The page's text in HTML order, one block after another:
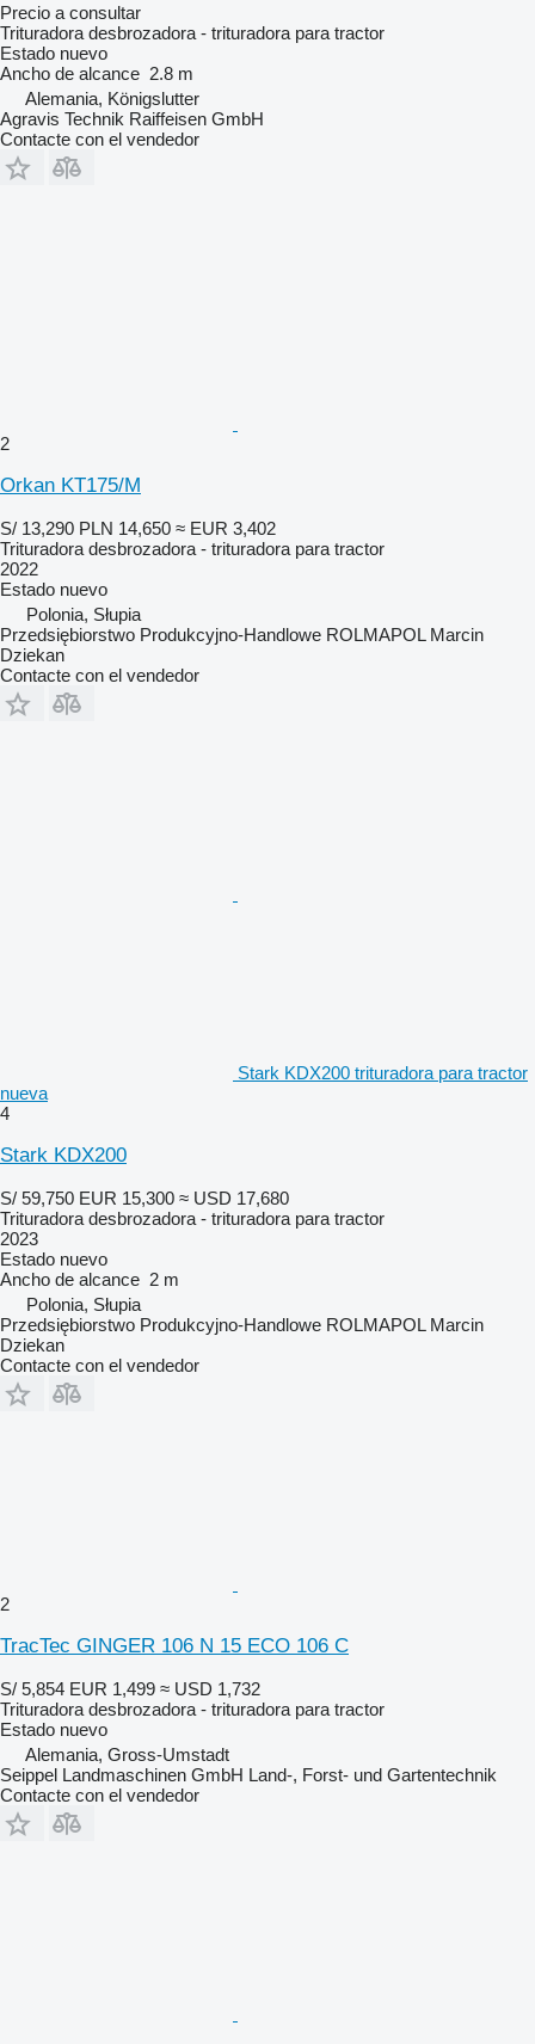
Precio a consultar
Trituradora desbrozadora - trituradora para tractor
Estado nuevo
Ancho de alcance 2.8 m
Alemania, Königslutter
Agravis Technik Raiffeisen GmbH
Contacte con el vendedor
2
Orkan KT175/M
S/ 13,290 PLN 14,650 ≈ EUR 3,402
Trituradora desbrozadora - trituradora para tractor
2022
Estado nuevo
Polonia, Słupia
Przedsiębiorstwo Produkcyjno-Handlowe ROLMAPOL Marcin
Dziekan
Contacte con el vendedor
Stark KDX200 trituradora para tractor
nueva
4
Stark KDX200
S/ 59,750 EUR 15,300 ≈ USD 17,680
Trituradora desbrozadora - trituradora para tractor
2023
Estado nuevo
Ancho de alcance 2 m
Polonia, Słupia
Przedsiębiorstwo Produkcyjno-Handlowe ROLMAPOL Marcin
Dziekan
Contacte con el vendedor
2
TracTec GINGER 106 N 15 ECO 106 C
S/ 5,854 EUR 1,499 ≈ USD 1,732
Trituradora desbrozadora - trituradora para tractor
Estado nuevo
Alemania, Gross-Umstadt
Seippel Landmaschinen GmbH Land-, Forst- und Gartentechnik
Contacte con el vendedor